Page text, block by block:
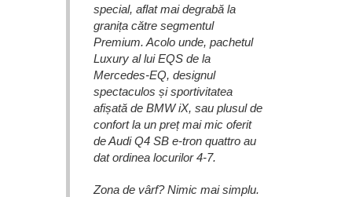
special, aflat mai degrabă la
granița către segmentul
Premium. Acolo unde, pachetul
Luxury al lui EQS de la
Mercedes-EQ, designul
spectaculos și sportivitatea
afișată de BMW iX, sau plusul de
confort la un preț mai mic oferit
de Audi Q4 SB e-tron quattro au
dat ordinea locurilor 4-7.
Zona de vârf? Nimic mai simplu.